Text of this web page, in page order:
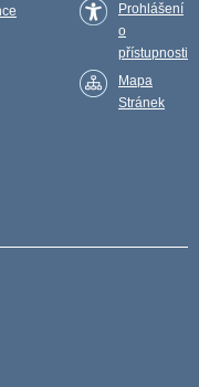
Prohlášení
o
přístupnosti
Mapa
Stránek